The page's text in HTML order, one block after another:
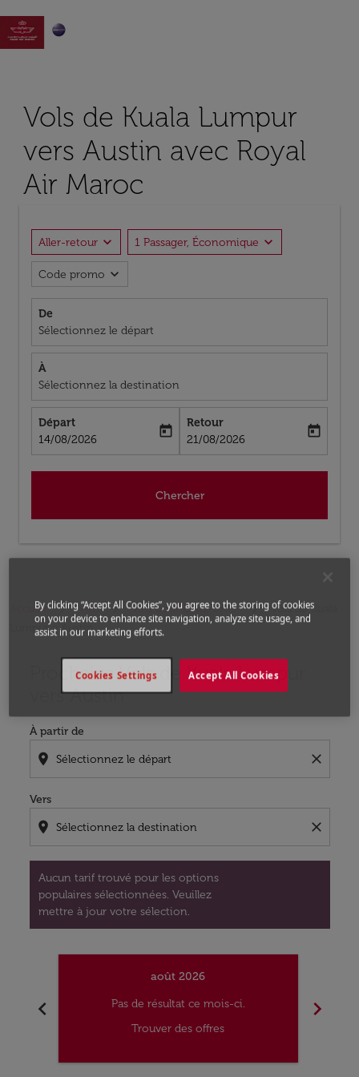

Vols de Kuala Lumpur
vers Austin avec Royal
Air Maroc
Aller-retour expand_more 1 Passager, Économique expand_more
Code promo expand_more
De
Sélectionnez le départ
À
Sélectionnez la destination
Départ
fc-booking-departure-date-aria-label
14/08/2026
today
Retour
fc-booking-return-date-aria-label
21/08/2026
today
Chercher
Accueil Vols Vols pour États-Unis
Vols de Kuala
Lumpur a Austin
Prochains Vols de Kuala Lumpur
vers Austin
À partir de
location_on close
Vers
location_on close
Aucun tarif trouvé pour les options
populaires sélectionnées. Veuillez
mettre à jour votre sélection.
Aucun tarif trouvé pour les options populaires
chevron_left
août 2026
Pas de résultat ce mois-ci.
Trouver des offres
chevron_right
By clicking “Accept All Cookies”, you agree to the storing of cookies
on your device to enhance site navigation, analyze site usage, and
assist in our marketing efforts.
Accept All Cookies
Cookies Settings